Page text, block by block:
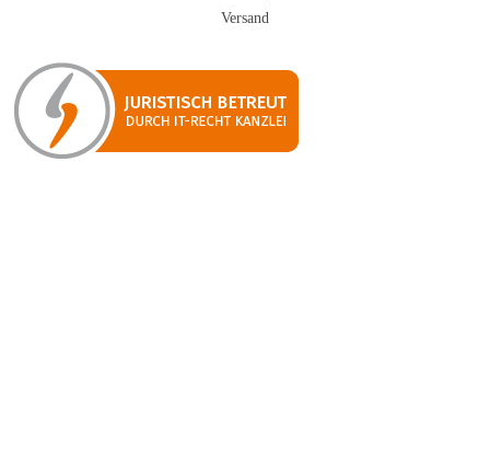
Versand